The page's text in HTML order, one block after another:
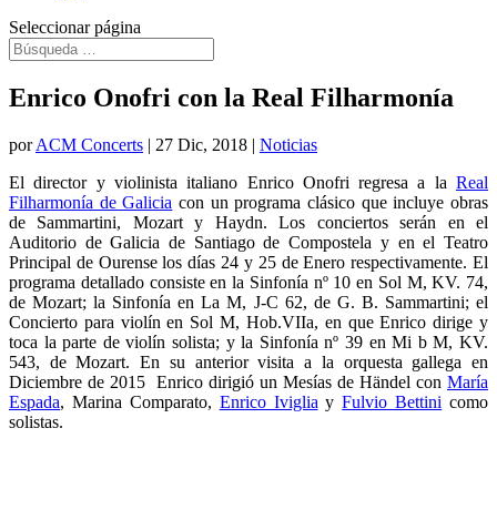
Seleccionar página
Enrico Onofri con la Real Filharmonía
porACM Concerts | 27 Dic, 2018 | Noticias
El director y violinista italiano Enrico Onofri regresa a la Real
Filharmonía de Galicia con un programa clásico que incluye obras
de Sammartini, Mozart y Haydn. Los conciertos serán en el
Auditorio de Galicia de Santiago de Compostela y en el Teatro
Principal de Ourense los días 24 y 25 de Enero respectivamente. El
programa detallado consiste en la Sinfonía nº 10 en Sol M, KV. 74,
de Mozart; la Sinfonía en La M, J-C 62, de G. B. Sammartini; el
Concierto para violín en Sol M, Hob.VIIa, en que Enrico dirige y
toca la parte de violín solista; y la Sinfonía nº 39 en Mi b M, KV.
543, de Mozart. En su anterior visita a la orquesta gallega en
Diciembre de 2015 Enrico dirigió un Mesías de Händel con María
Espada, Marina Comparato, Enrico Iviglia yFulvio Bettini como
solistas.